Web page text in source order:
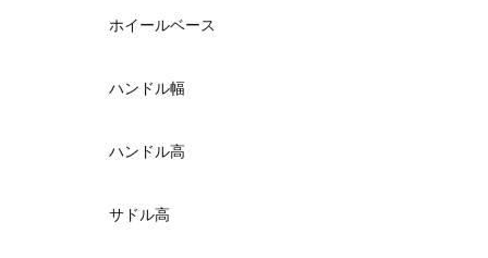
ホイールベース
ハンドル幅
ハンドル高
サドル高